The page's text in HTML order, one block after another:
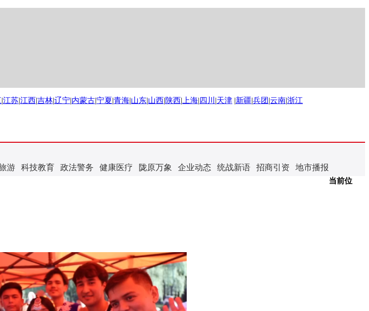
|江苏|江西|吉林|辽宁|内蒙古|宁夏|青海|山东|山西|陕西| 上海| 四川 |天津 |新疆|兵团 |云南|浙江
游 科技教育 政法警务 健康医疗 陇原万象 企业动态 统战新语 招商引资 地市播报
当前位